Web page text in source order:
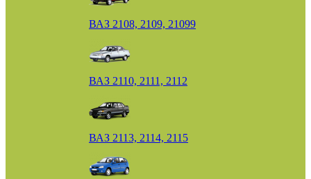
ВАЗ 2108, 2109, 21099
ВАЗ 2110, 2111, 2112
ВАЗ 2113, 2114, 2115